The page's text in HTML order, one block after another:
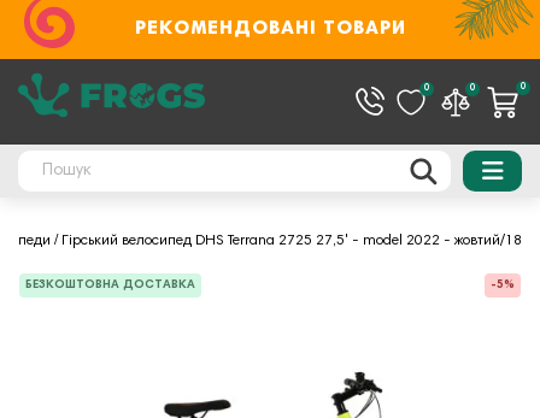
РЕКОМЕНДОВАНІ ТОВАРИ
0 0 0
Гірський велосипед DHS Terrana 2725 27,5' - model 2022 - жовтий/18
БЕЗКОШТОВНА ДОСТАВКА -5%